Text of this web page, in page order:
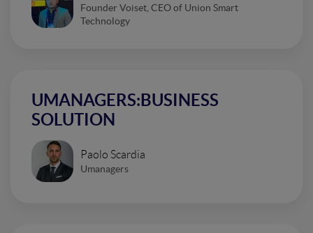
Founder Voiset, CEO of Union Smart
Technology
UMANAGERS:BUSINESS
SOLUTION
Paolo Scardia
Umanagers